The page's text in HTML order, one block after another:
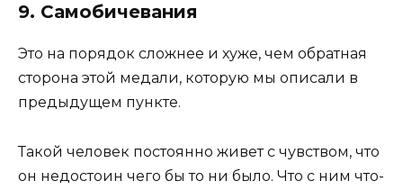
9. Самобичевания
Это на порядок сложнее и хуже, чем обратная
сторона этой медали, которую мы описали в
предыдущем пункте.
Такой человек постоянно живет с чувством, что
он недостоин чего бы то ни было. Что с ним что-